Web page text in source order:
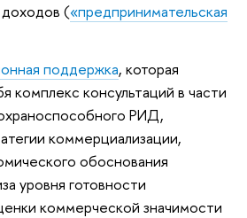
(«предпринимательская
поддержка, которая
комплекс консультаций в части
РИД,
коммерциализации,
обоснования
уровня готовности
коммерческой значимости